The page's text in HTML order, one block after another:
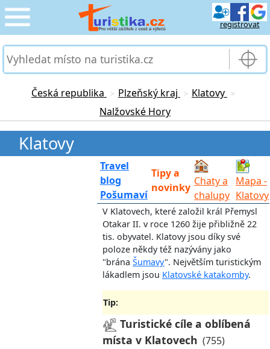
registrovat
CESTOVÁNÍ
SLUŽBY & DOPRAVA
MOJE TURISTIKA
Česká republika > Plzeňský kraj > Klatovy >
Nalžovské Hory
Klatovy
Travel
blog
Pošumaví
Tipy a
novinky
Chaty a
chalupy
Mapa -
Klatovy
V Klatovech, které založil král Přemysl
Otakar II. v roce 1260 žije přibližně 22
tis. obyvatel. Klatovy jsou díky své
poloze někdy též nazývány jako
"brána Šumavy". Největším turistickým
lákadlem jsou Klatovské katakomby.
Tip:
Turistické cíle a oblíbená
místa v Klatovech (755)